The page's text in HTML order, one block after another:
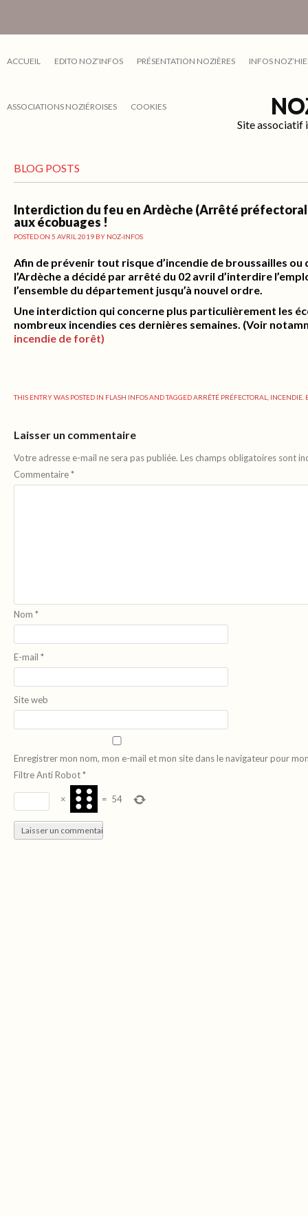
ACCUEIL EDITO NOZ’INFOS PRÉSENTATION NOZIÈRES INFOS
ASSOCIATIONS NOZIÉROISES COOKIES
Site associatif
BLOG POSTS
Interdiction du feu en Ardèche (Arrêté préfectoral
aux écobuages !
POSTED ON 5 AVRIL 2019 BY NOZ-INFOS
Afin de prévenir tout risque d’incendie de broussailles
l’Ardèche a décidé par arrêté du 02 avril d’interdire
l’ensemble du département jusqu’à nouvel ordre.
Une interdiction qui concerne plus particulièrement les
nombreux incendies ces dernières semaines. (Voir
incendie de forêt)
THIS ENTRY WAS POSTED IN FLASH INFOSAND TAGGEDARRÊTÉ PRÉFECTORAL INCENDIE
Laisser un commentaire
Votre adresse e-mail ne sera pas publiée. Les champs obligatoires sont
Commentaire*
Nom *
E-mail *
Site web
Enregistrer mon nom, mon e-mail et mon site dans le navigateur pour
Filtre Anti Robot*
× = 54